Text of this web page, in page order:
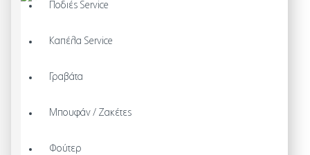
Ποδιές Service
Καπέλα Service
Γραβάτα
Μπουφάν / Ζακέτες
Φούτερ